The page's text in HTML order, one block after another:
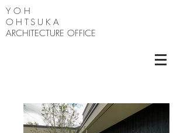
Y O H
OHTSUKA
ARCHITECTURE OFFICE